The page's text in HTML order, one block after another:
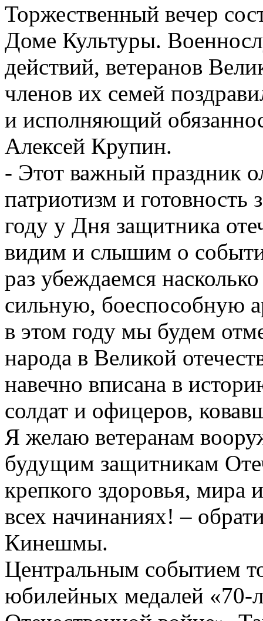
Торжественный вечер
Доме Культуры.
действий, ветеранов
членов их семей
и исполняющий
Алексей Крупин.
- Этот важный праздник
патриотизм и
году у Дня защитника
видим и слышим о
раз убеждаемся
сильную, боеспособную
в этом году мы будем
народа в Великой
навечно вписана в
солдат и офицеров,
Я желаю ветеранам
будущим защитникам
крепкого здоровья, мира
всех начинаниях! –
Кинешмы.
Центральным событием
юбилейных медалей «70-